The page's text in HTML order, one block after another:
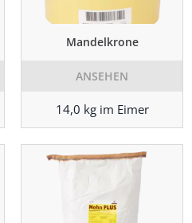
Mandelkrone
ANSEHEN
14,0 kg im Eimer